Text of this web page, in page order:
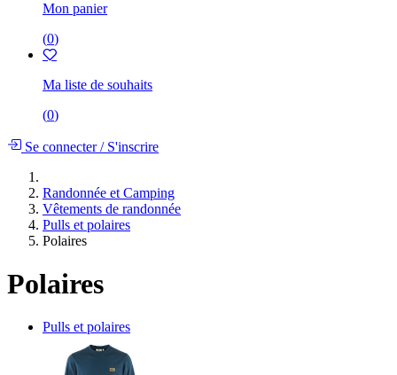
Mon panier
(0)
Ma liste de souhaits
(0)
Se connecter/S'inscrire
Randonnée et Camping
Vêtements de randonnée
Pulls et polaires
Polaires
Polaires
Pulls et polaires